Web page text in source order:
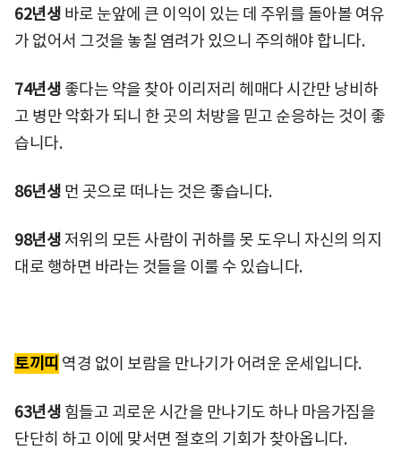
62년생 바로 눈앞에 큰 이익이 있는 데 주위를 돌아볼 여유
가 없어서 그것을 놓칠 염려가 있으니 주의해야 합니다.
74년생 좋다는 약을 찾아 이리저리 헤매다 시간만 낭비하
고 병만 악화가 되니 한 곳의 처방을 믿고 순응하는 것이 좋
습니다.
86년생 먼 곳으로 떠나는 것은 좋습니다.
98년생저위의 모든 사람이 귀하를 못 도우니 자신의 의지
대로 행하면 바라는 것들을 이룰 수 있습니다.
토끼띠 역경 없이 보람을 만나기가 어려운 운세입니다.
63년생 힘들고 괴로운 시간을 만나기도 하나 마음가짐을
단단히 하고 이에 맞서면 절호의 기회가 찾아옵니다.